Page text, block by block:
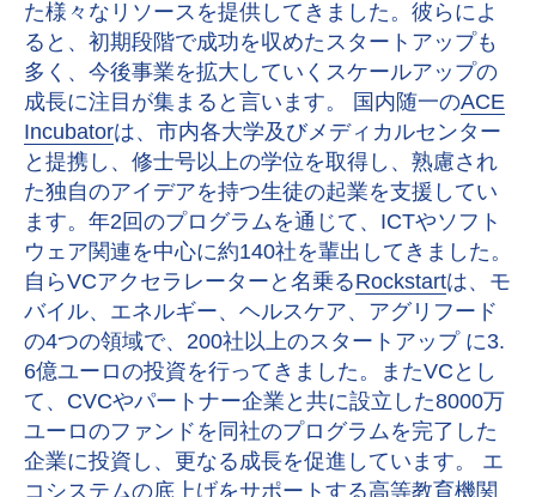
た様々なリソースを提供してきました。彼らによ
ると、初期段階で成功を収めたスタートアップも
多く、今後事業を拡大していくスケールアップの
成長に注目が集まると言います。 国内随一のACE
Incubatorは、市内各大学及びメディカルセンター
と提携し、修士号以上の学位を取得し、熟慮され
た独自のアイデアを持つ生徒の起業を支援してい
ます。年2回のプログラムを通じて、ICTやソフト
ウェア関連を中心に約140社を輩出してきました。
自らVCアクセラレーターと名乗るRockstartは、モ
バイル、エネルギー、ヘルスケア、アグリフード
の4つの領域で、200社以上のスタートアップ に3.
6億ユーロの投資を行ってきました。またVCとし
て、CVCやパートナー企業と共に設立した8000万
ユーロのファンドを同社のプログラムを完了した
企業に投資し、更なる成長を促進しています。 エ